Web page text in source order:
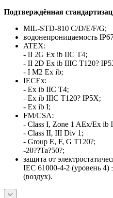
Подтверждённая
MIL-STD-810 C/D/E/F/G;
водонепроницаемость
ATEX:
- II 2G Ex ib IIC T4;
- II 2D Ex ib IIIC T120?
- I M2 Ex ib;
IECEx:
- Ex ib IIC T4;
- Ex ib IIIC T120? IP5X;
- Ex ib I;
FM/CSA:
- Class I, Zone 1 AEx/Ex ib
- Class II, III Div 1;
- Group E, F, G T120?;
-20??Ta?50?;
защита от
IEC 61000-4-2 (уровень 4)
(воздух).